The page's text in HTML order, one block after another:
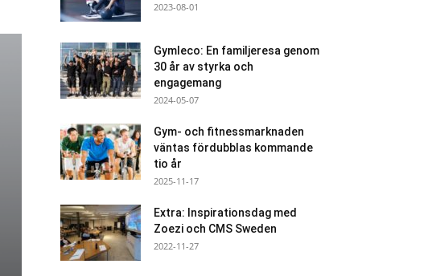
2023-08-01
Gymleco: En familjeresa genom
30 år av styrka och
engagemang
2024-05-07
Gym- och fitnessmarknaden
väntas fördubblas kommande
tio år
2025-11-17
Extra: Inspirationsdag med
Zoezi och CMS Sweden
2022-11-27